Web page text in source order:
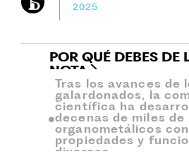
2025
POR QUÉ DEBES DE
NOTA
Tras los avances de
galardonados, la
científica ha
decenas de miles de
organometálicos con
propiedades y